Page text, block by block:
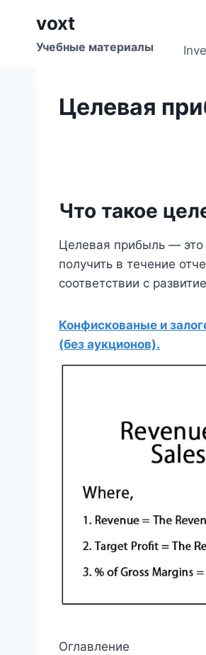
содержимому
voxt
Учебные материалы
Целевая
Что такое
Целевая прибыль — это
получить в течение
соответствии с
Конфискованые и
(без аукционов).
Оглавление